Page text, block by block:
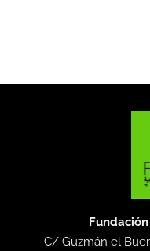
C/ Guzmán el